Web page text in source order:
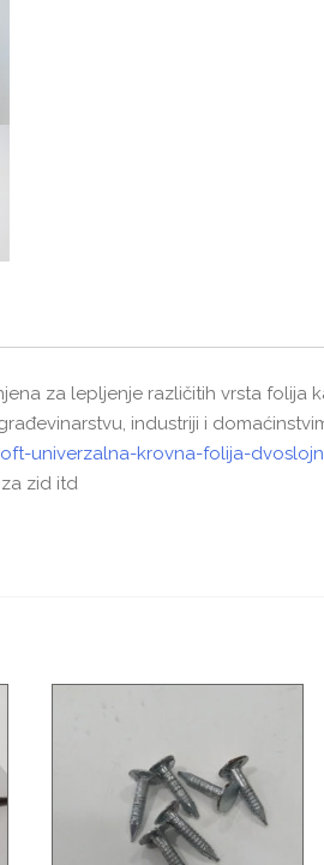
za lepljenje različitih vrsta folija
industriji i
univerzalna-krovna-folija-
zid itd